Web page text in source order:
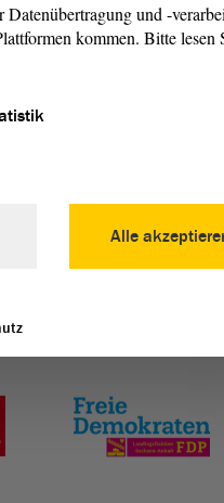
und -
kommen. Bitte lesen
Alle